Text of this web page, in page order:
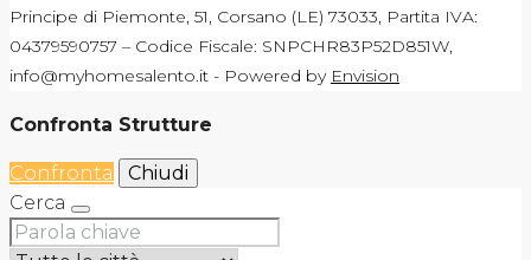
Principe di Piemonte, 51, Corsano (LE) 73033, Partita IVA:
04379590757 – Codice Fiscale: SNPCHR83P52D851W,
info@myhomesalento.it - Powered by Envision
Confronta Strutture
Confronta
Chiudi
Cerca